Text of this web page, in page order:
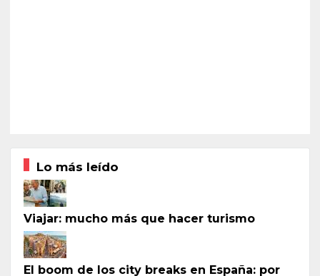
Lo más leído
Viajar: mucho más que hacer turismo
El boom de los city breaks en España: por